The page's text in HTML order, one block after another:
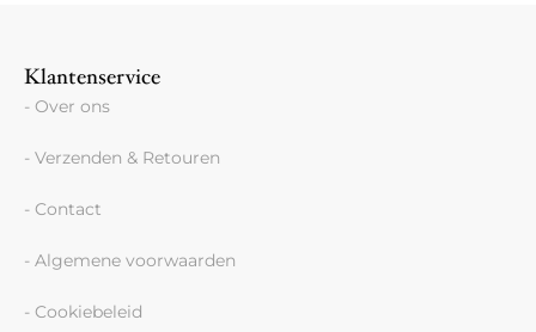
Klantenservice
- Over ons
- Verzenden & Retouren
- Contact
- Algemene voorwaarden
- Cookiebeleid